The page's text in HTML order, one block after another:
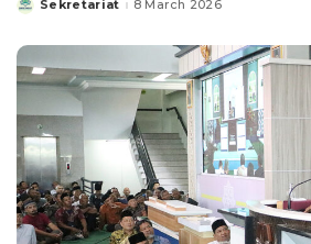
Sekretariat 8 March 2026